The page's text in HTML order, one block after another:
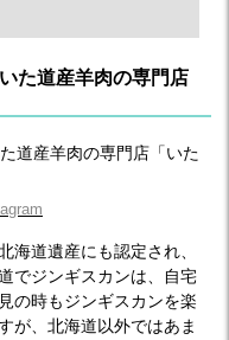
た道産羊肉の専門店
海道遺産にも認定され、
でジンギスカンは、自宅
の時もジンギスカンを楽
が、北海道以外ではあま